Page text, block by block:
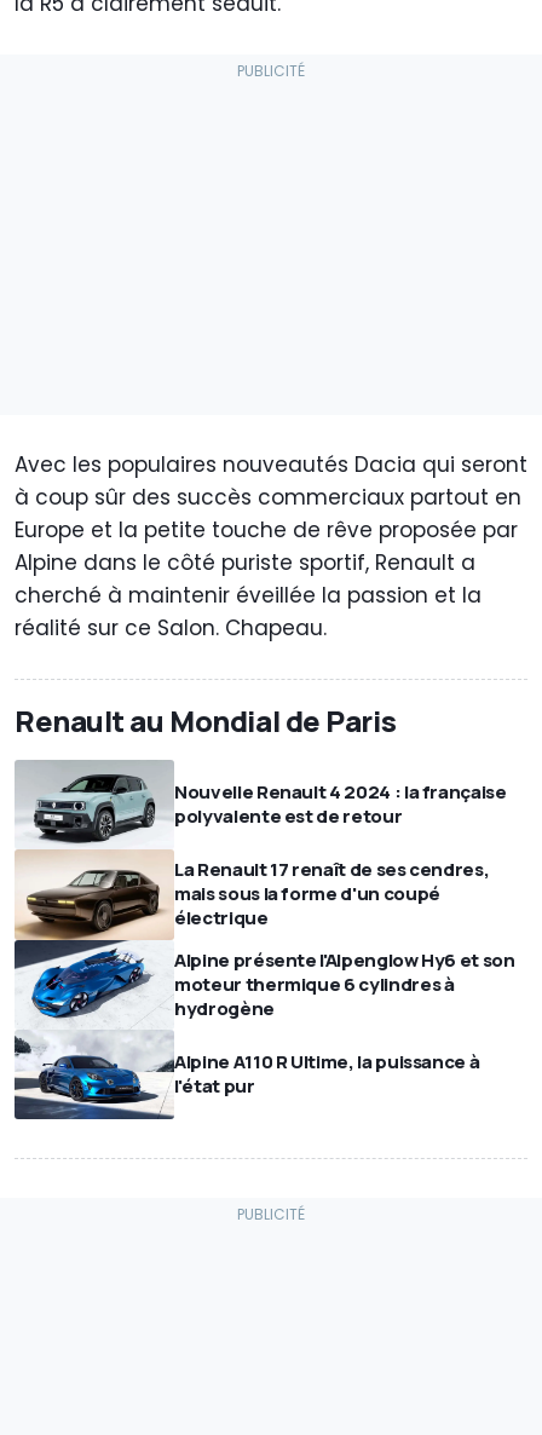
Avec les populaires nouveautés Dacia qui seront
à coup sûr des succès commerciaux partout en
Europe et la petite touche de rêve proposée par
Alpine dans le côté puriste sportif, Renault a
cherché à maintenir éveillée la passion et la
réalité sur ce Salon. Chapeau.
Renault au Mondial de Paris
Nouvelle Renault 4 2024 : la française
polyvalente est de retour
La Renault 17 renaît de ses cendres,
mais sous la forme d'un coupé
électrique
Alpine présente l'Alpenglow Hy6 et son
moteur thermique 6 cylindres à
hydrogène
Alpine A110 R Ultime, la puissance à
l'état pur